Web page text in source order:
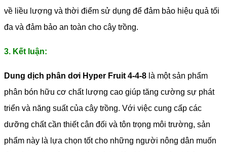
về liều lượng và thời điểm sử dụng để đảm bảo hiệu quả tối
đa và đảm bảo an toàn cho cây trồng.
3. Kết luận:
Dung dịch phân dơi Hyper Fruit 4-4-8 là một sản phẩm
phân bón hữu cơ chất lượng cao giúp tăng cường sự phát
triển và năng suất của cây trồng. Với việc cung cấp các
dưỡng chất cần thiết cân đối và tôn trọng môi trường, sản
phẩm này là lựa chọn tốt cho những người nông dân muốn